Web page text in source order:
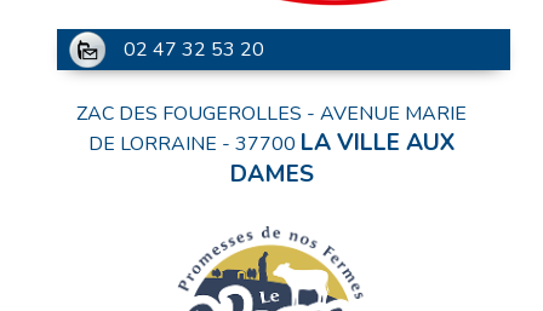
02 47 32 53 20
ZAC DES FOUGEROLLES - AVENUE MARIE
DE LORRAINE - 37700 LA VILLE AUX
DAMES